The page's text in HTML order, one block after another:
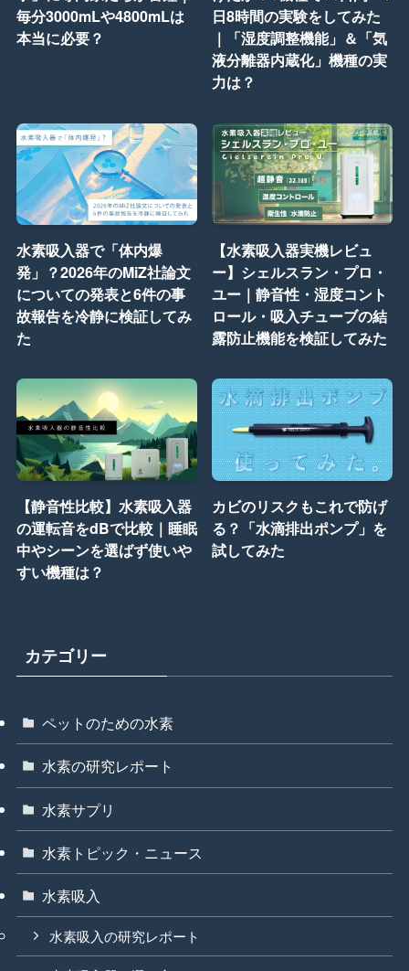
毎分3000mLや4800mLは
本当に必要？
日8時間の実験をしてみた
｜「湿度調整機能」＆「気
液分離器内蔵化」機種の実
力は？
水素吸入器で「体内爆
発」？2026年のMiZ社論文
についての発表と6件の事
故報告を冷静に検証してみ
た
【水素吸入器実機レビュ
ー】シェルスラン・プロ・
ユー｜静音性・湿度コント
ロール・吸入チューブの結
露防止機能を検証してみた
【静音性比較】水素吸入器
の運転音をdBで比較｜睡眠
中やシーンを選ばず使いや
すい機種は？
カビのリスクもこれで防げ
る？「水滴排出ポンプ」を
試してみた
カテゴリー
ペットのための水素
水素の研究レポート
水素サプリ
水素トピック・ニュース
水素吸入
水素吸入の研究レポート